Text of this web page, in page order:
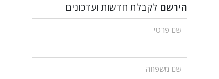
הירשם לקבלת חדשות ועדכונים